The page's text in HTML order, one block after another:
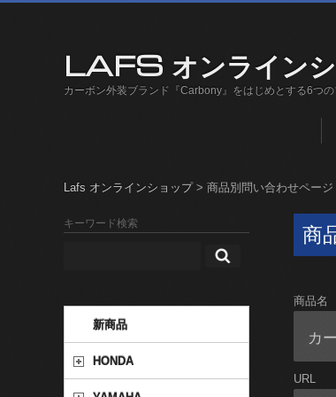
LAFS オンライン
カーボン外装ブランド『Carbony』をはじめとする6つ
Lafs オンラインショップ> 商品別問い合わせページ
商
商品名
URL
キーワード検索
新商品
HONDA